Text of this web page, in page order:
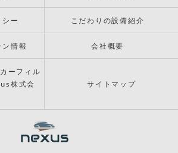
ー こだわりの設備紹介
情報 会社概要
ーフィル
株式会
サイトマップ